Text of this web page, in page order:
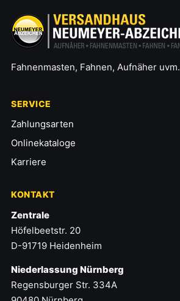
Fahnenmasten, Fahnen, Aufnäher uvm.
SERVICE
Zahlungsarten
Onlinekataloge
Karriere
KONTAKT
Zentrale
Höfelbeetstr. 20
D-91719 Heidenheim
Niederlassung Nürnberg
Regensburger Str. 334A